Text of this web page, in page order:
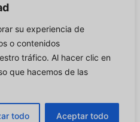
su experiencia de
o contenidos
tráfico. Al hacer clic en
que hacemos de las
todo Aceptar todo